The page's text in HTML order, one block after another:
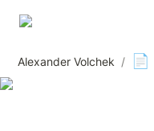
Alexander Volchek / 📄